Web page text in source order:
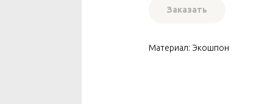
Заказать
Материал: Экошпон